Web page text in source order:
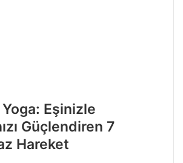
Eşinizle
Güçlendiren 7
Hareket